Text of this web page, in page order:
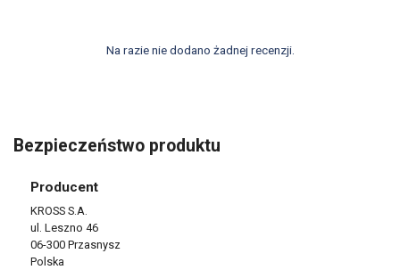
Na razie nie dodano żadnej recenzji.
Bezpieczeństwo produktu
Producent
KROSS S.A.
ul. Leszno 46
06-300 Przasnysz
Polska